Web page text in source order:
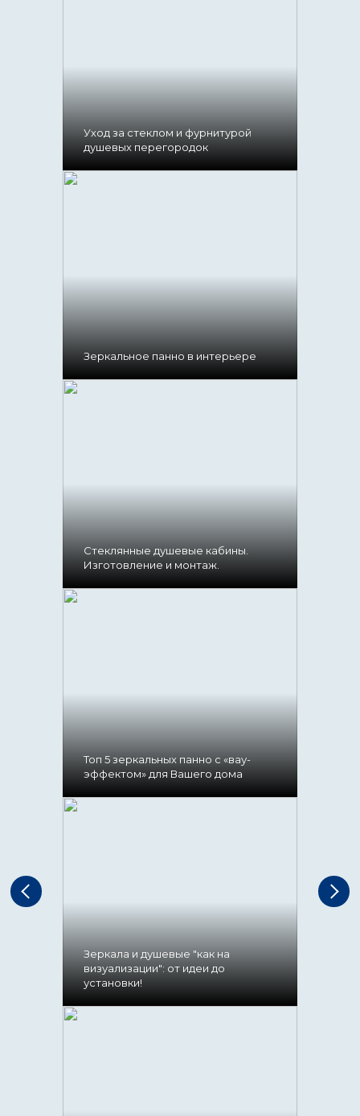
Уход за стеклом и фурнитурой
душевых перегородок
Зеркальное панно в интерьере
Стеклянные душевые кабины.
Изготовление и монтаж.
Топ 5 зеркальных панно с «вау-
эффектом» для Вашего дома
Зеркала и душевые "как на
визуализации": от идеи до
установки!